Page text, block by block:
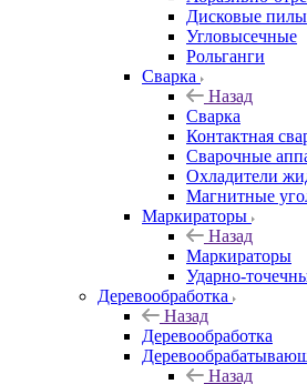
Дисковые пилы
Угловысечные
Рольганги
Сварка
Назад
Сварка
Контактная
Сварочные
Охладители
Магнитные
Маркираторы
Назад
Маркираторы
Ударно-
Деревообработка
Назад
Деревообработка
Назад